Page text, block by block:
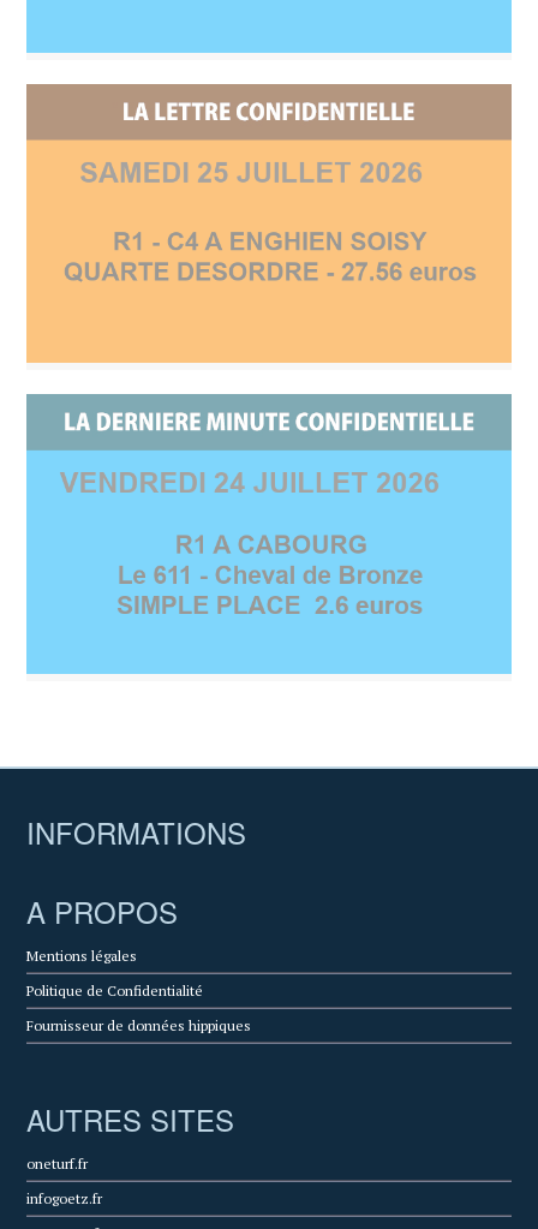
INFORMATIONS
A PROPOS
Mentions légales
Politique de Confidentialité
Fournisseur de données hippiques
AUTRES SITES
oneturf.fr
infogoetz.fr